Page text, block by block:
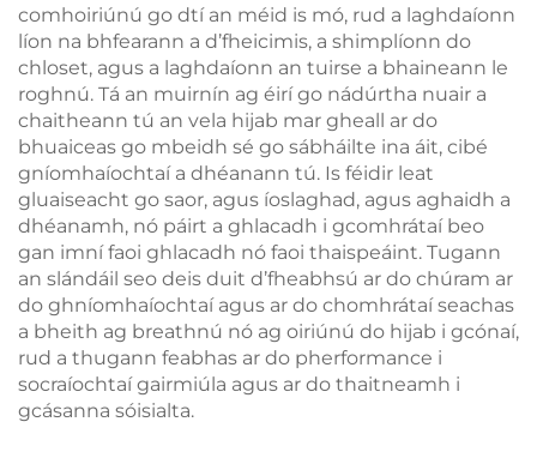
comhoiriúnú go dtí an méid is mó, rud a laghdaíonn
líon na bhfearann a d’fheicimis, a shimplíonn do
chloset, agus a laghdaíonn an tuirse a bhaineann le
roghnú. Tá an muirnín ag éirí go nádúrtha nuair a
chaitheann tú an vela hijab mar gheall ar do
bhuaiceas go mbeidh sé go sábháilte ina áit, cibé
gníomhaíochtaí a dhéanann tú. Is féidir leat
gluaiseacht go saor, agus íoslaghad, agus aghaidh a
dhéanamh, nó páirt a ghlacadh i gcomhrátaí beo
gan imní faoi ghlacadh nó faoi thaispeáint. Tugann
an slándáil seo deis duit d’fheabhsú ar do chúram ar
do ghníomhaíochtaí agus ar do chomhrátaí seachas
a bheith ag breathnú nó ag oiriúnú do hijab i gcónaí,
rud a thugann feabhas ar do pherformance i
socraíochtaí gairmiúla agus ar do thaitneamh i
gcásanna sóisialta.